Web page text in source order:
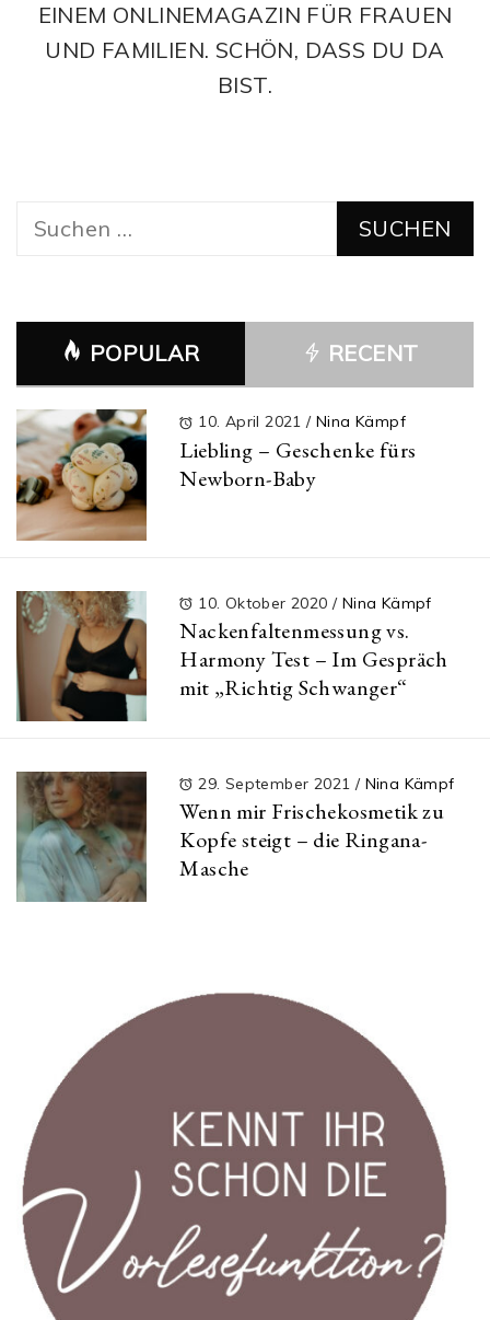
EINEM ONLINEMAGAZIN FÜR FRAUEN
UND FAMILIEN. SCHÖN, DASS DU DA
BIST.
Suchen
POPULAR RECENT
10. April 2021/ Nina Kämpf
Liebling – Geschenke fürs
Newborn-Baby
10. Oktober 2020 / Nina Kämpf
Nackenfaltenmessung vs.
Harmony Test – Im Gespräch
mit „Richtig Schwanger“
29. September 2021 / Nina Kämpf
Wenn mir Frischekosmetik zu
Kopfe steigt – die Ringana-
Masche